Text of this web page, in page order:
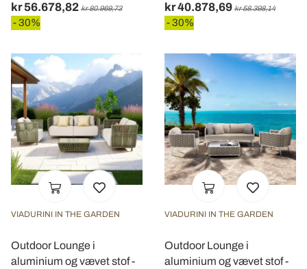
kr 56.678,82 kr 80.969,73
- 30%
kr 40.878,69 kr 58.398,14
- 30%
VIADURINI IN THE GARDEN
Outdoor Lounge i
aluminium og vævet stof -
VIADURINI IN THE GARDEN
Outdoor Lounge i
aluminium og vævet stof -